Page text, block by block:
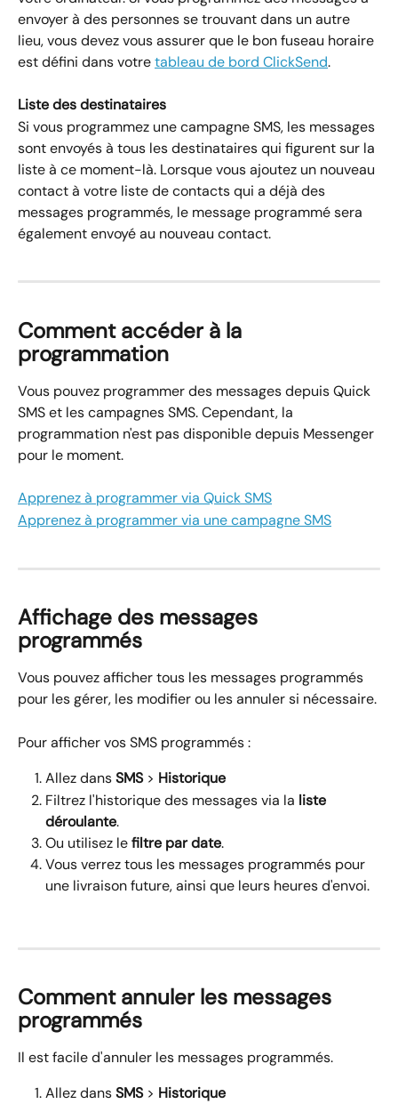
envoyer à des personnes se trouvant dans un autre
lieu, vous devez vous assurer que le bon fuseau horaire
est défini dans votre tableau de bord ClickSend.
Liste des destinataires
Si vous programmez une campagne SMS, les messages
sont envoyés à tous les destinataires qui figurent sur la
liste à ce moment-là. Lorsque vous ajoutez un nouveau
contact à votre liste de contacts qui a déjà des
messages programmés, le message programmé sera
également envoyé au nouveau contact.
Comment accéder à la
programmation
Vous pouvez programmer des messages depuis Quick
SMS et les campagnes SMS. Cependant, la
programmation n'est pas disponible depuis Messenger
pour le moment.
Apprenez à programmer via Quick SMS
Apprenez à programmer via une campagne SMS
Affichage des messages
programmés
Vous pouvez afficher tous les messages programmés
pour les gérer, les modifier ou les annuler si nécessaire.
Pour afficher vos SMS programmés :
Allez dans SMS > Historique
Filtrez l'historique des messages via la liste
déroulante.
Ou utilisez le filtre par date.
Vous verrez tous les messages programmés pour
une livraison future, ainsi que leurs heures d'envoi.
Comment annuler les messages
programmés
Il est facile d'annuler les messages programmés.
Allez dans SMS > Historique